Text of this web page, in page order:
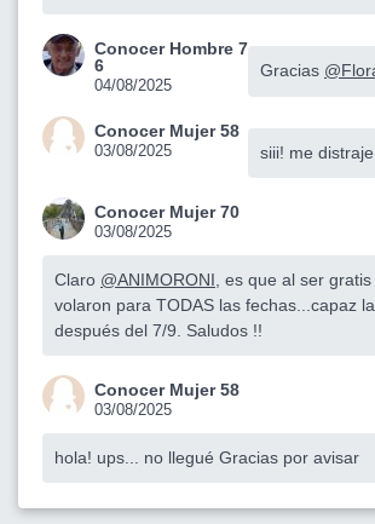
Conocer Hombre 7
6
04/08/2025
Gracias
Conocer Mujer 58
03/08/2025 siii! me
Conocer Mujer 70
03/08/2025
Claro @ANIMORONI , es que al ser
volaron para TODAS las fechas...capaz
después del 7/9. Saludos !!
Conocer Mujer 58
03/08/2025
hola! ups... no llegué Gracias por avisar